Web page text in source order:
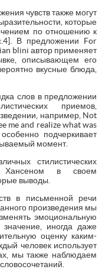
чувств также могут
которые
по отношению к
В предложении For
blini автор применяет
описывающем его
вкусные блюда,
слов в предложении
приемов,
например, Not
me and realize what was
подчеркивает
момент.
стилистических
Хансеном в своем
выводы.
в письменной речи
произведения мы
эмоциональную
значение, иногда даже
оценку каким-
человек использует
мы также наблюдаем